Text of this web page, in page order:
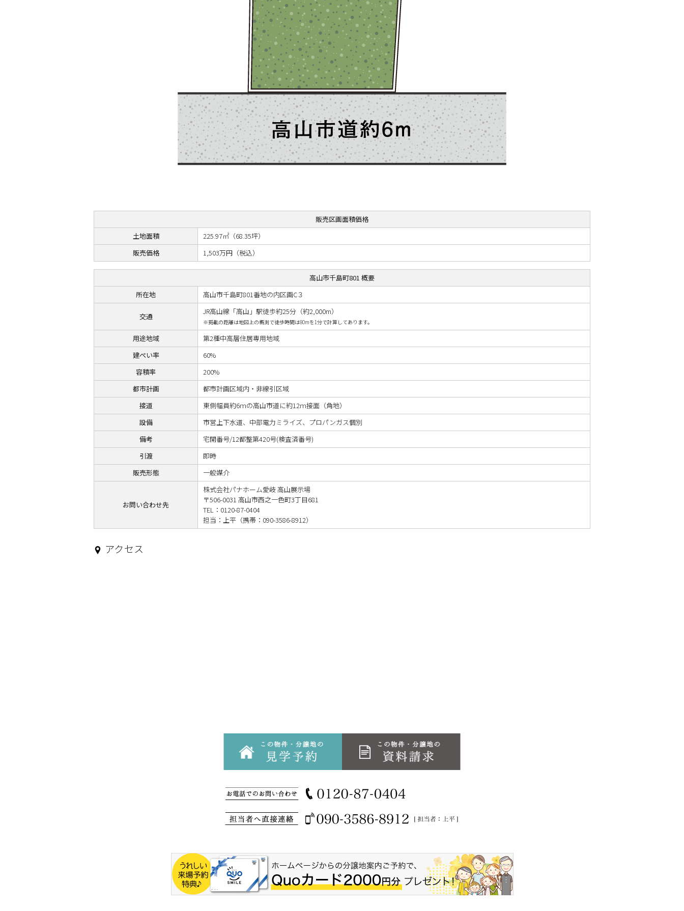
販売区画面積価格
土地面積
225.97㎡（68.35坪）
販売価格
1,503万円（税込）
高山市千島町801 概要
所在地
高山市千島町801番地の内区画C３
交通
JR高山線「高山」駅徒歩約25分（約2,000m）
※掲載の距離は地図上の概測で徒歩時間は80mを1分で計算してあります。
用途地域
第2種中高層住居専用地域
建ぺい率
60%
容積率
200%
都市計画
都市計画区域内・非線引区域
接道
東側幅員約6ｍの高山市道に約12ｍ接面（角地）
設備
市営上下水道、中部電力ミライズ、プロパンガス個別
備考
宅開番号/12都整第420号(検査済番号)
引渡
即時
販売形態
一般媒介
お問い合わせ先
株式会社パナホーム愛岐 高山展示場
〒506-0031 高山市西之一色町3丁目681
TEL：0120-87-0404
担当：上平（携帯：090-3586-8912）
アクセス